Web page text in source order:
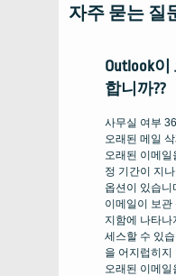
자주 묻는 질
Outlook
합니까??
사무실 여부
오래된 메일
오래된 이메
정 기간이 지
옵션이 있습니
이메일이 보관
지함에 나타나
세스할 수 있
을 어지럽히지
오래된 이메